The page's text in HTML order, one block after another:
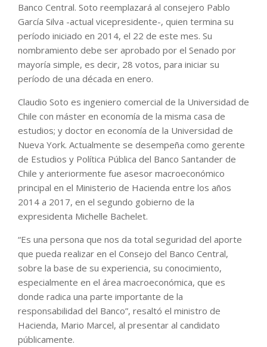
Banco Central. Soto reemplazará al consejero Pablo
García Silva -actual vicepresidente-, quien termina su
período iniciado en 2014, el 22 de este mes. Su
nombramiento debe ser aprobado por el Senado por
mayoría simple, es decir, 28 votos, para iniciar su
período de una década en enero.
Claudio Soto es ingeniero comercial de la Universidad de
Chile con máster en economía de la misma casa de
estudios; y doctor en economía de la Universidad de
Nueva York. Actualmente se desempeña como gerente
de Estudios y Política Pública del Banco Santander de
Chile y anteriormente fue asesor macroeconómico
principal en el Ministerio de Hacienda entre los años
2014 a 2017, en el segundo gobierno de la
expresidenta Michelle Bachelet.
“Es una persona que nos da total seguridad del aporte
que pueda realizar en el Consejo del Banco Central,
sobre la base de su experiencia, su conocimiento,
especialmente en el área macroeconómica, que es
donde radica una parte importante de la
responsabilidad del Banco”, resaltó el ministro de
Hacienda, Mario Marcel, al presentar al candidato
públicamente.